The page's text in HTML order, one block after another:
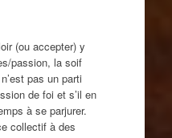
(ou accepter) y
passion, la soif
pas un parti
de foi et s’il en
à se parjurer.
collectif à des